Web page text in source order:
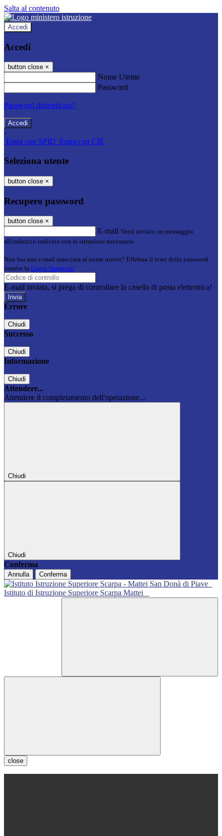
Salta al contenuto
Accedi
Accedi
button close ×
Nome Utente
Password
Password dimenticata?
-
Entra con SPID Entra con CIE
Seleziona utente
button close ×
Recupero password
button close ×
E-mail Verrà inviato un messaggio
all'indirizzo indicato con le istruzioni necessarie.
Non hai una e-mail associata al nome utente? Effettua il reset della password
tramite la Login Spaggiari
E-mail inviata, si prega di controllare la casella di posta elettronica!
Errore
Chiudi
Successo
Chiudi
Informazione
Chiudi
Attendere...
Attendere il completamento dell'operazione...
Chiudi
Chiudi
Conferma
Annulla Conferma
Istituto di Istruzione Superiore Scarpa Mattei
close